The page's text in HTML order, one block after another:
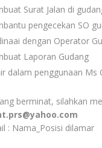
Surat Jalan di
pengecekan SO
dengan Operator
Laporan Gudang
dalam penggunaan Ms
berminat, silahkan
: Nama_Posisi dilamar